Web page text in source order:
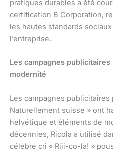
pratiques durables a été
certification B Corporation,
les hautes standards
l’entreprise.
Les campagnes
modernité
Les campagnes publicitaires
Naturellement suisse » ont
helvétique et éléments de
décennies, Ricola a utilisé
célèbre cri « Riii-co-la! »